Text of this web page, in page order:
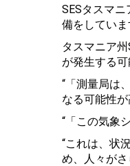
SESタスマ
備をしていま
タスマニア
が発生する
“「測量局は
なる可能性
“「この気象
“これは、状
め、人々が